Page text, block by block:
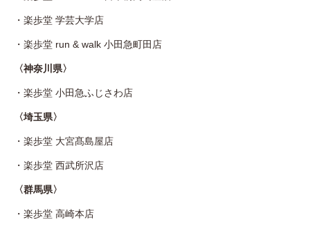
・ 楽歩堂 学芸大学店
・ 楽歩堂 run & walk 小田急町田店
〈神奈川県〉
・ 楽歩堂 小田急ふじさわ店
〈埼玉県〉
・ 楽歩堂 大宮髙島屋店
・ 楽歩堂 西武所沢店
〈群馬県〉
・ 楽歩堂 高崎本店